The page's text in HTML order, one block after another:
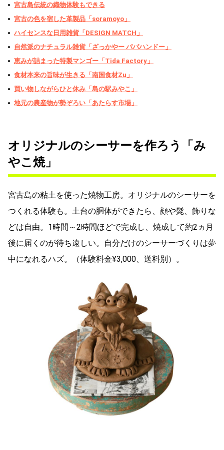
宮古島伝統の織物体験もできる
宮古の色を宿した革製品「soramoyo」
ハイセンスな日用雑貨「DESIGN MATCH」
自然派のナチュラル雑貨「ざっかやー パパハンドー」
恵みが詰まった特製マンゴー「Tida Factory」
食材本来の旨味が生きる「南国食材Zu」
買い物しながらひと休み「島の駅みやこ」
地元の農産物が勢ぞろい「あたらす市場」
オリジナルのシーサーを作ろう「み
やこ焼」
宮古島の粘土を使った焼物工房。オリジナルのシーサーを
つくれる体験も。土台の胴体ができたら、顔や髭、飾りな
どは自由。1時間～2時間ほどで完成し、焼成して約2ヵ月
後に届くのが待ち遠しい。自分だけのシーサーづくりは夢
中になれるハズ。（体験料金¥3,000、送料別）。